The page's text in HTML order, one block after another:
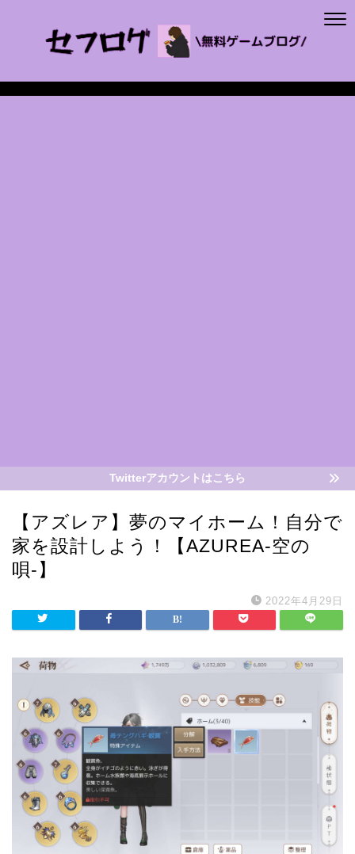
Twitterアカウントはこちら
【アズレア】夢のマイホーム！自分で
家を設計しよう！【AZUREA-空の
唄-】
2022年4月29日